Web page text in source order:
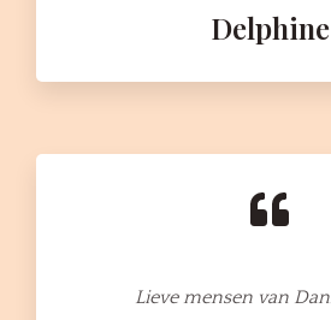
Delphine
Lieve mensen van